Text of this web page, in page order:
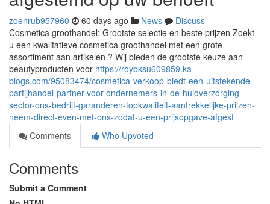
zoenrub957960 60 days ago News
Discuss
Cosmetica groothandel: Grootste selectie en beste prijzen Zoekt
u een kwalitatieve cosmetica groothandel met een grote
assortiment aan artikelen ? Wij bieden de grootste keuze aan
beautyproducten voor https://roybksu609859.ka-
blogs.com/95083474/cosmetica-verkoop-biedt-een-uitstekende-
partijhandel-partner-voor-ondernemers-in-de-huidverzorging-
sector-ons-bedrijf-garanderen-topkwaliteit-aantrekkelijke-prijzen-
neem-direct-even-met-ons-zodat-u-een-prijsopgave-afgest
Comments
Who Upvoted
Comments
Submit a Comment